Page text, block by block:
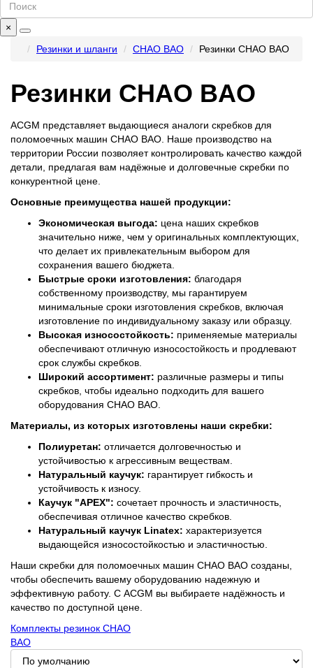
×
Резинки и шланги
CHAO BAO Резинки CHAO BAO
Резинки CHAO BAO
ACGM представляет выдающиеся аналоги скребков для
поломоечных машин CHAO BAO. Наше производство на
территории России позволяет контролировать качество каждой
детали, предлагая вам надёжные и долговечные скребки по
конкурентной цене.
Основные преимущества нашей продукции:
Экономическая выгода: цена наших скребков
значительно ниже, чем у оригинальных комплектующих,
что делает их привлекательным выбором для
сохранения вашего бюджета.
Быстрые сроки изготовления: благодаря
собственному производству, мы гарантируем
минимальные сроки изготовления скребков, включая
изготовление по индивидуальному заказу или образцу.
Высокая износостойкость: применяемые материалы
обеспечивают отличную износостойкость и продлевают
срок службы скребков.
Широкий ассортимент: различные размеры и типы
скребков, чтобы идеально подходить для вашего
оборудования CHAO BAO.
Материалы, из которых изготовлены наши скребки:
Полиуретан: отличается долговечностью и
устойчивостью к агрессивным веществам.
Натуральный каучук: гарантирует гибкость и
устойчивость к износу.
Каучук "APEX": сочетает прочность и эластичность,
обеспечивая отличное качество скребков.
Натуральный каучук Linatex: характеризуется
выдающейся износостойкостью и эластичностью.
Наши скребки для поломоечных машин CHAO BAO созданы,
чтобы обеспечить вашему оборудованию надежную и
эффективную работу. С ACGM вы выбираете надёжность и
качество по доступной цене.
Комплекты резинок CHAO
BAO